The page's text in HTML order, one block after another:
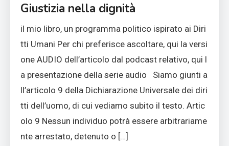
Giustizia nella dignità
il mio libro, un programma politico ispirato ai Diri
tti Umani Per chi preferisce ascoltare, qui la versi
one AUDIO dell’articolo dal podcast relativo, qui l
a presentazione della serie audio Siamo giunti a
ll’articolo 9 della Dichiarazione Universale dei diri
tti dell’uomo, di cui vediamo subito il testo. Artic
olo 9 Nessun individuo potrà essere arbitrariame
nte arrestato, detenuto o […]